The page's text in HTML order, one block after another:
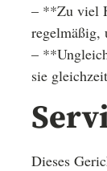
– **Zu viel
regelmäßig,
–
sie
Dieses